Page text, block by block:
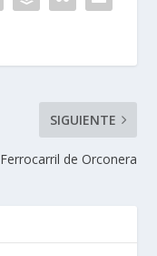
SIGUIENTE
de Orconera